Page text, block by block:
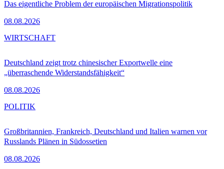
Das eigentliche Problem der europäischen Migrationspolitik
08.08.2026
Deutschland zeigt trotz chinesischer Exportwelle eine
„überraschende Widerstandsfähigkeit“
08.08.2026
WIRTSCHAFT
Großbritannien, Frankreich, Deutschland und Italien warnen vor
Russlands Plänen in Südossetien
08.08.2026
POLITIK